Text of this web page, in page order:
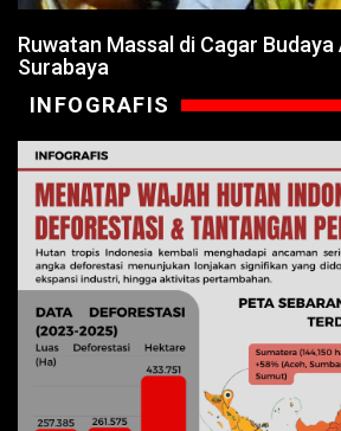
Ruwatan Massal di Cagar
Surabaya
INFOGRAFIS